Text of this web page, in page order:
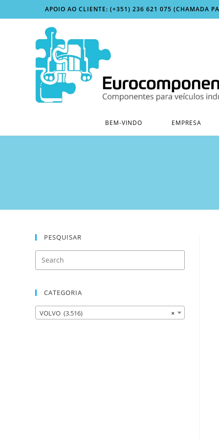
to
APOIO AO CLIENTE: (+351) 236 621 075 (CHAMADA
BEM-VINDO EMPRESA
PESQUISAR
CATEGORIA
×
VOLVO (3.516)